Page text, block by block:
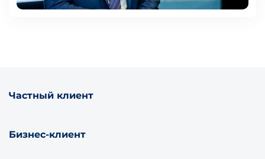
Частный клиент
Бизнес-клиент